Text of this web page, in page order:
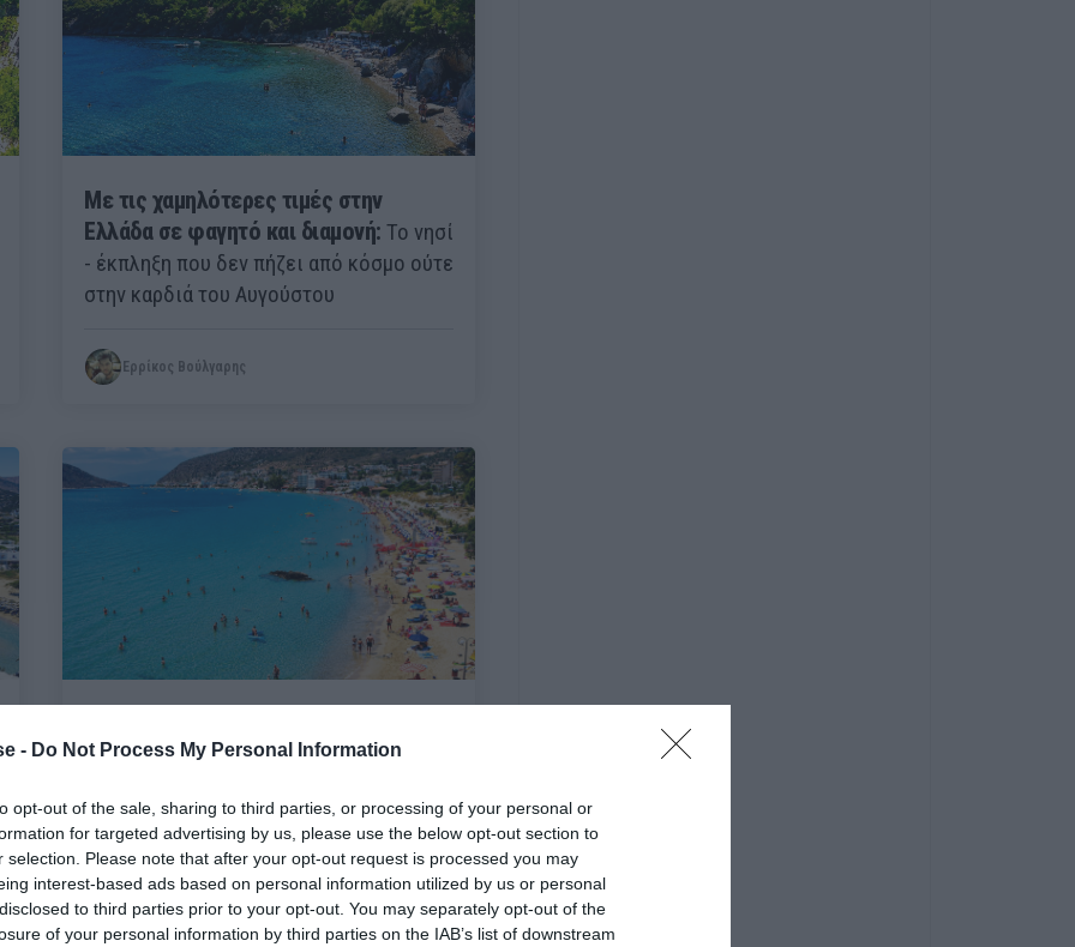
- Do Not Process My Personal Information
opt-out of the sale, sharing to third parties, or processing of your personal or
for targeted advertising by us, please use the below opt-out section to
selection. Please note that after your opt-out request is processed you may
interest-based ads based on personal information utilized by us or personal
to third parties prior to your opt-out. You may separately opt-out of the
of your personal information by third parties on the IAB’s list of downstream
Με τις χαμηλότερες τιμές στην
Ελλάδα σε φαγητό και διαμονή: Το νησί
- έκπληξη που δεν πήζει από κόσμο ούτε
στην καρδιά του Αυγούστου
Ερρίκος Βούλγαρης
προορισμός:Σε 2 ώρες με αμάξι,
κάνεις τις πιο ξεκούραστες διακοπές
της ζωής σου
Ερρίκος Βούλγαρης